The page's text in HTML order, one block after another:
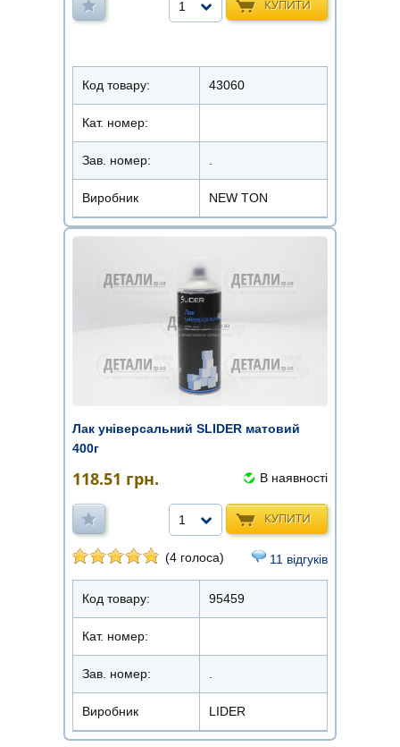
КУПИТИ
1
Код товару: 43060
Кат. номер:
Зав. номер:
Виробник NEW TON
Лак універсальний SLIDER матовий
400г
118.51 грн. В наявності
КУПИТИ
1
(4 голоса) 11 відгуків
Код товару: 95459
Кат. номер:
Зав. номер:
Виробник LIDER